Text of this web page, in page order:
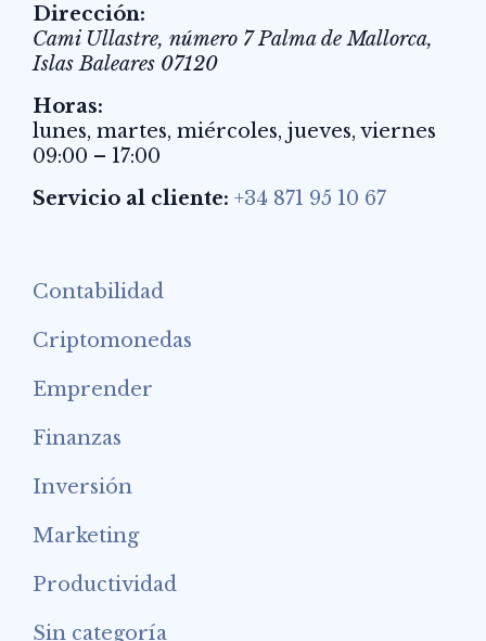
Dirección:
Cami Ullastre, número 7 Palma de Mallorca,
Islas Baleares 07120
Horas:
lunes, martes, miércoles, jueves, viernes
09:00 – 17:00
Servicio al cliente: +34 871 95 10 67
Contabilidad
Criptomonedas
Emprender
Finanzas
Inversión
Marketing
Productividad
Sin categoría